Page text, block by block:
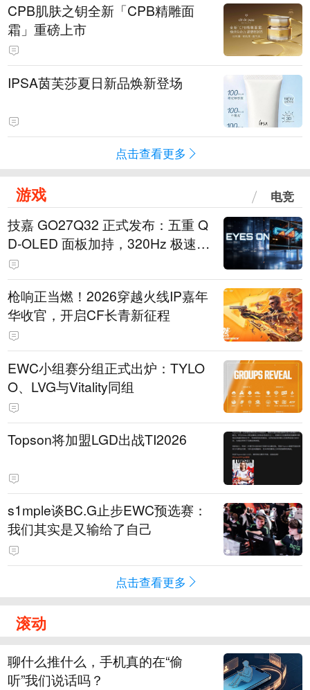
CPB肌肤之钥全新「CPB精雕面
霜」重磅上市
IPSA茵芙莎夏日新品焕新登场
点击查看更多
游戏 电竞
技嘉 GO27Q32 正式发布：五重 Q
D-OLED 面板加持，320Hz 极速与
影院级画面兼得
枪响正当燃！2026穿越火线IP嘉年
华收官，开启CF长青新征程
EWC小组赛分组正式出炉：TYLO
O、LVG与Vitality同组
Topson将加盟LGD出战TI2026
s1mple谈BC.G止步EWC预选赛：
我们其实是又输给了自己
点击查看更多
滚动
聊什么推什么，手机真的在“偷
听”我们说话吗？